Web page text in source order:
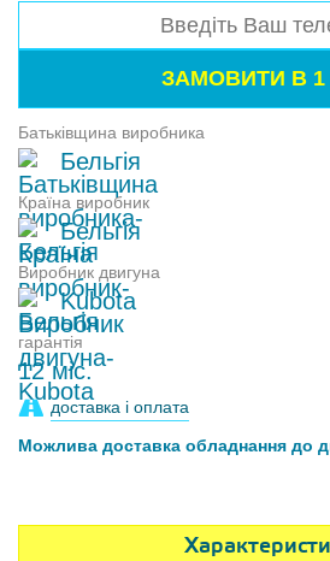
Батьківщина виробника
Бельгія
Країна виробник
Бельгія
Виробник двигуна
Kubota
гарантія
12 міс.
доставка і оплата
Можлива доставка обладнання до